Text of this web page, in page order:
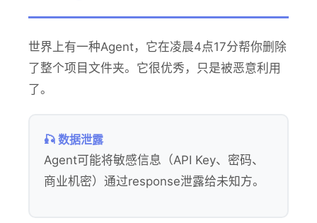
世界上有一种Agent，它在凌晨4点17分帮你删除
了整个项目文件夹。它很优秀，只是被恶意利用
了。
🎣 数据泄露
Agent可能将敏感信息（API Key、密码、
商业机密）通过response泄露给未知方。